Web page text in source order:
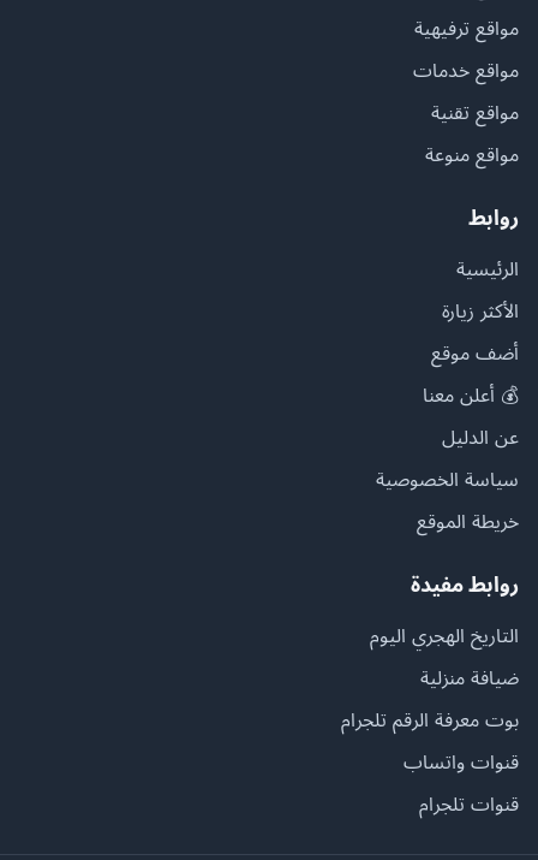
مواقع ترفيهية
مواقع خدمات
مواقع تقنية
مواقع منوعة
روابط
الرئيسية
الأكثر زيارة
أضف موقع
💰 أعلن معنا
عن الدليل
سياسة الخصوصية
خريطة الموقع
روابط مفيدة
التاريخ الهجري اليوم
ضيافة منزلية
بوت معرفة الرقم تلجرام
قنوات واتساب
قنوات تلجرام